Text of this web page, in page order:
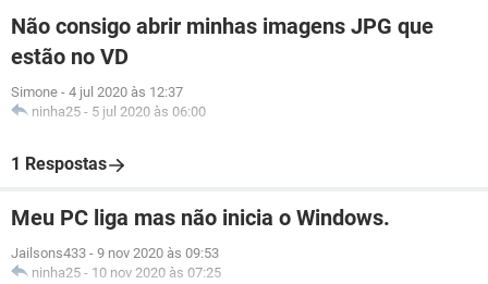
Não consigo abrir minhas imagens JPG que
estão no VD
Simone - 4 jul 2020 às 12:37
ninha25 - 5 jul 2020 às 06:00
1 Respostas
Meu PC liga mas não inicia o Windows.
Jailsons433 - 9 nov 2020 às 09:53
ninha25 - 10 nov 2020 às 07:25